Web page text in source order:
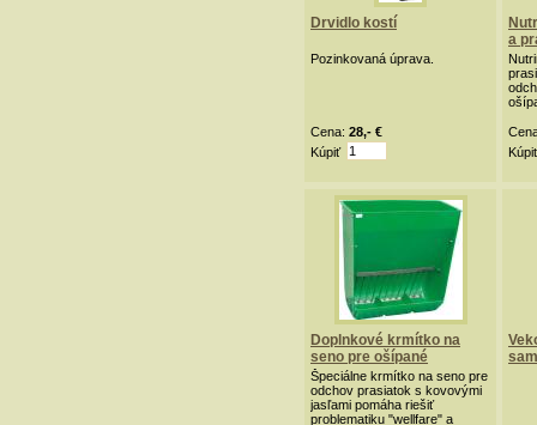
Drvidlo kostí
Pozinkovaná úprava.
Cena: 28,- €
Kúpiť
a
Kúpiť
Doplnkové krmítko na
seno pre ošípané
Špeciálne krmítko na seno pre
odchov prasiatok s kovovými
jasľami pomáha riešiť
problematiku "wellfare" a